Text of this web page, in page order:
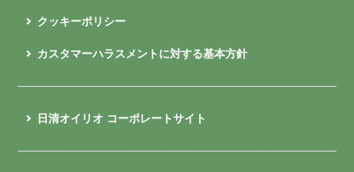
クッキーポリシー
カスタマーハラスメントに対する基本方針
日清オイリオ コーポレートサイト